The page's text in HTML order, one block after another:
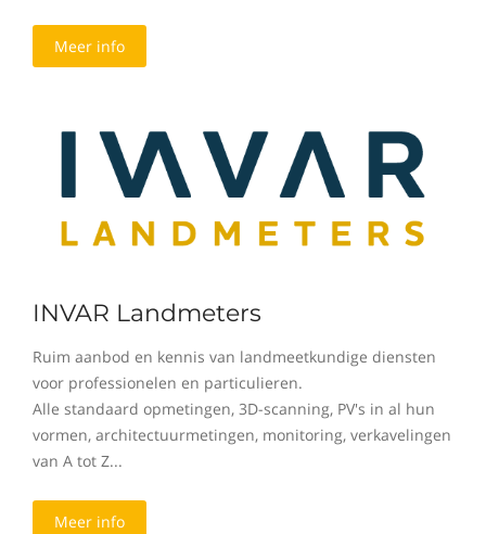
Meer info
INVAR Landmeters
Ruim aanbod en kennis van landmeetkundige diensten
voor professionelen en particulieren.
Alle standaard opmetingen, 3D-scanning, PV's in al hun
vormen, architectuurmetingen, monitoring, verkavelingen
van A tot Z...
Meer info